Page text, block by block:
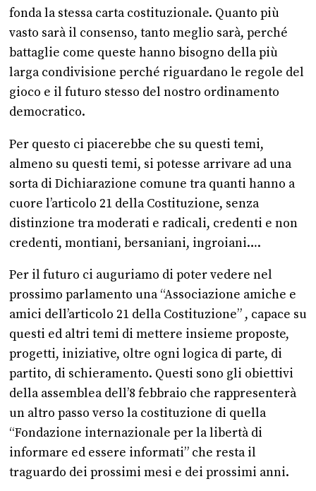
fonda la stessa carta costituzionale. Quanto più
vasto sarà il consenso, tanto meglio sarà, perché
battaglie come queste hanno bisogno della più
larga condivisione perché riguardano le regole del
gioco e il futuro stesso del nostro ordinamento
democratico.
Per questo ci piacerebbe che su questi temi,
almeno su questi temi, si potesse arrivare ad una
sorta di Dichiarazione comune tra quanti hanno a
cuore l’articolo 21 della Costituzione, senza
distinzione tra moderati e radicali, credenti e non
credenti, montiani, bersaniani, ingroiani….
Per il futuro ci auguriamo di poter vedere nel
prossimo parlamento una “Associazione amiche e
amici dell’articolo 21 della Costituzione” , capace su
questi ed altri temi di mettere insieme proposte,
progetti, iniziative, oltre ogni logica di parte, di
partito, di schieramento. Questi sono gli obiettivi
della assemblea dell’8 febbraio che rappresenterà
un altro passo verso la costituzione di quella
“Fondazione internazionale per la libertà di
informare ed essere informati” che resta il
traguardo dei prossimi mesi e dei prossimi anni.